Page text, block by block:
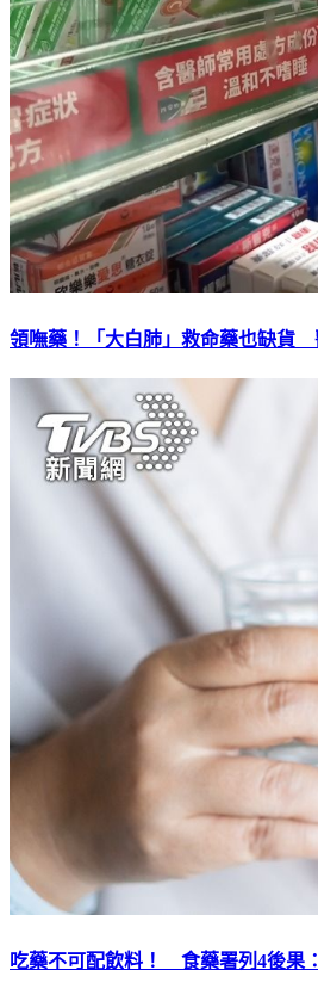
領嘸藥！「大白肺」救命藥也缺貨
吃藥不可配飲料！ 食藥署列4後果